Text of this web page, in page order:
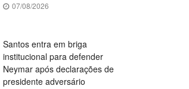
07/08/2026
Santos entra em briga
institucional para defender
Neymar após declarações de
presidente adversário